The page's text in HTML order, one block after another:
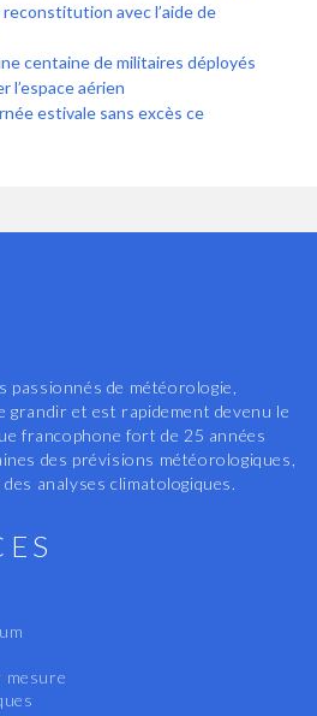
avec l’aide de
centaine de militaires déployés
l’espace aérien
estivale sans excès ce
passionnés de météorologie,
grandir et est rapidement devenu le
francophone fort de 25 années
des prévisions météorologiques,
analyses climatologiques.
mesure